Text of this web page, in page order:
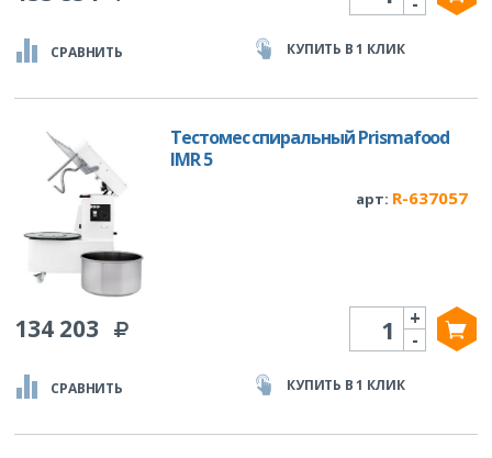
СРАВНИТЬ КУПИТЬ В 1 КЛИК
Тестомес спиральный Prismafood
IMR 5
арт: R-637057
134 203 Количество
-
+
СРАВНИТЬ КУПИТЬ В 1 КЛИК